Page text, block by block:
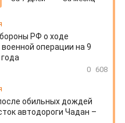
РФ о ходе
операции на 9
0 608
обильных дождей
автодороги Чадан –